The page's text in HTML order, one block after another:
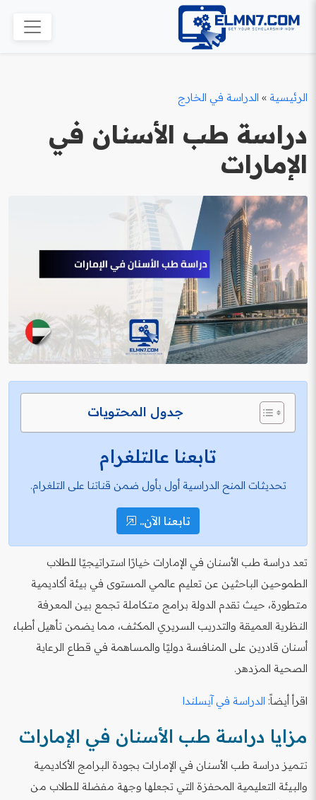
الرئيسية » الدراسة في الخارج
دراسة طب الأسنان في
الإمارات
جدول المحتويات
تابعنا عالتلغرام
تحديثات المنح الدراسية أول بأول ضمن قناتنا على التلغرام.
تابعنا الآن..
تعد دراسة طب الأسنان في الإمارات خيارًا استراتيجيًا للطلاب
الطموحين الباحثين عن تعليم عالمي المستوى في بيئة أكاديمية
متطورة، حيث تقدم الدولة برامج متكاملة تجمع بين المعرفة
النظرية العميقة والتدريب السريري المكثف، مما يضمن تأهيل أطباء
أسنان قادرين على المنافسة دوليًا والمساهمة في قطاع الرعاية
الصحية المزدهر.
اقرأ أيضاً: الدراسة في آيسلندا
مزايا دراسة طب الأسنان في الإمارات
تتميز دراسة طب الأسنان في الإمارات بجودة البرامج الأكاديمية
والبيئة التعليمية المحفزة التي تجعلها وجهة مفضلة للطلاب من